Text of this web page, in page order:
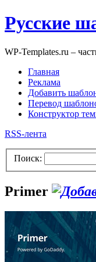
Русские
WP-Templates.ru –
Главная
Реклама
Добавить
Перевод
Конструктор
RSS-лента
Поиск:
Primer